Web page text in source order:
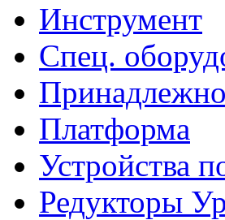
Инструмент
Спец.
Платформа
Устройства
Редукторы